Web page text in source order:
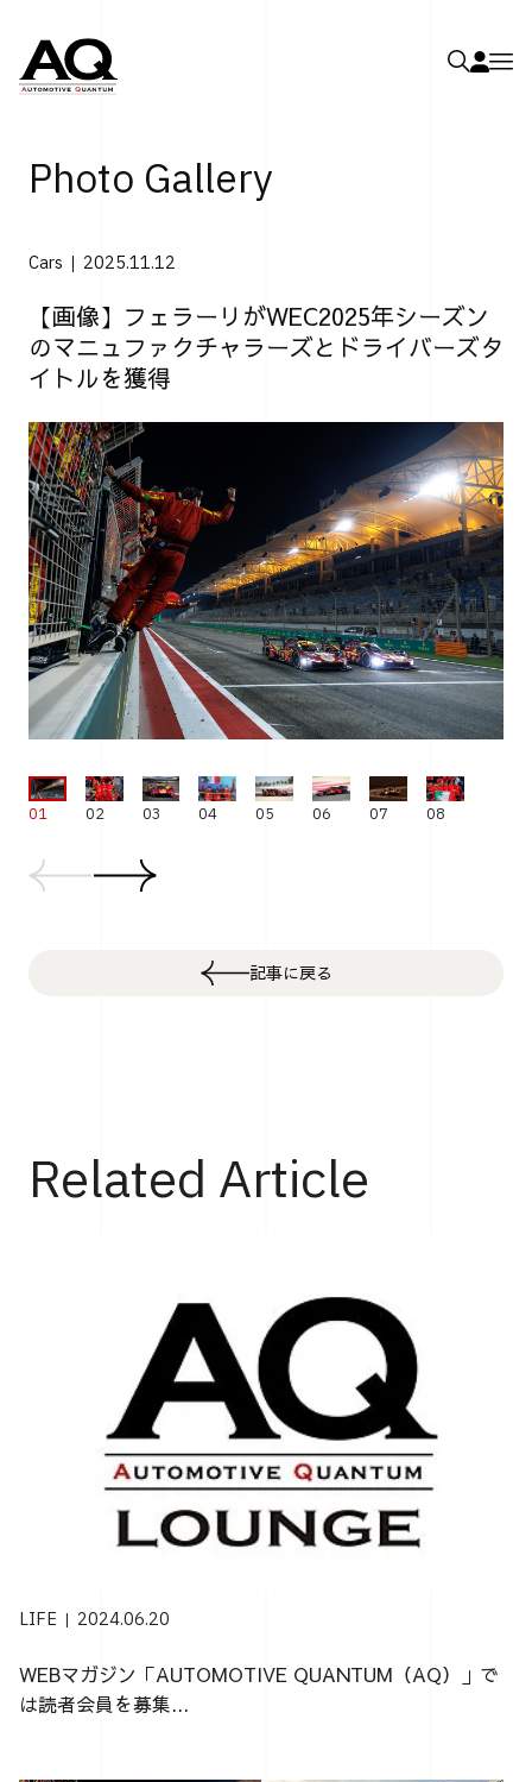
Photo Gallery
Cars 2025.11.12
【画像】フェラーリがWEC2025年シーズン
のマニュファクチャラーズとドライバーズタ
イトルを獲得
01 02 03 04 05 06 07 08
記事に戻る
Related Article
LIFE 2024.06.20
WEBマガジン「AUTOMOTIVE QUANTUM（AQ）」で
は読者会員を募集...